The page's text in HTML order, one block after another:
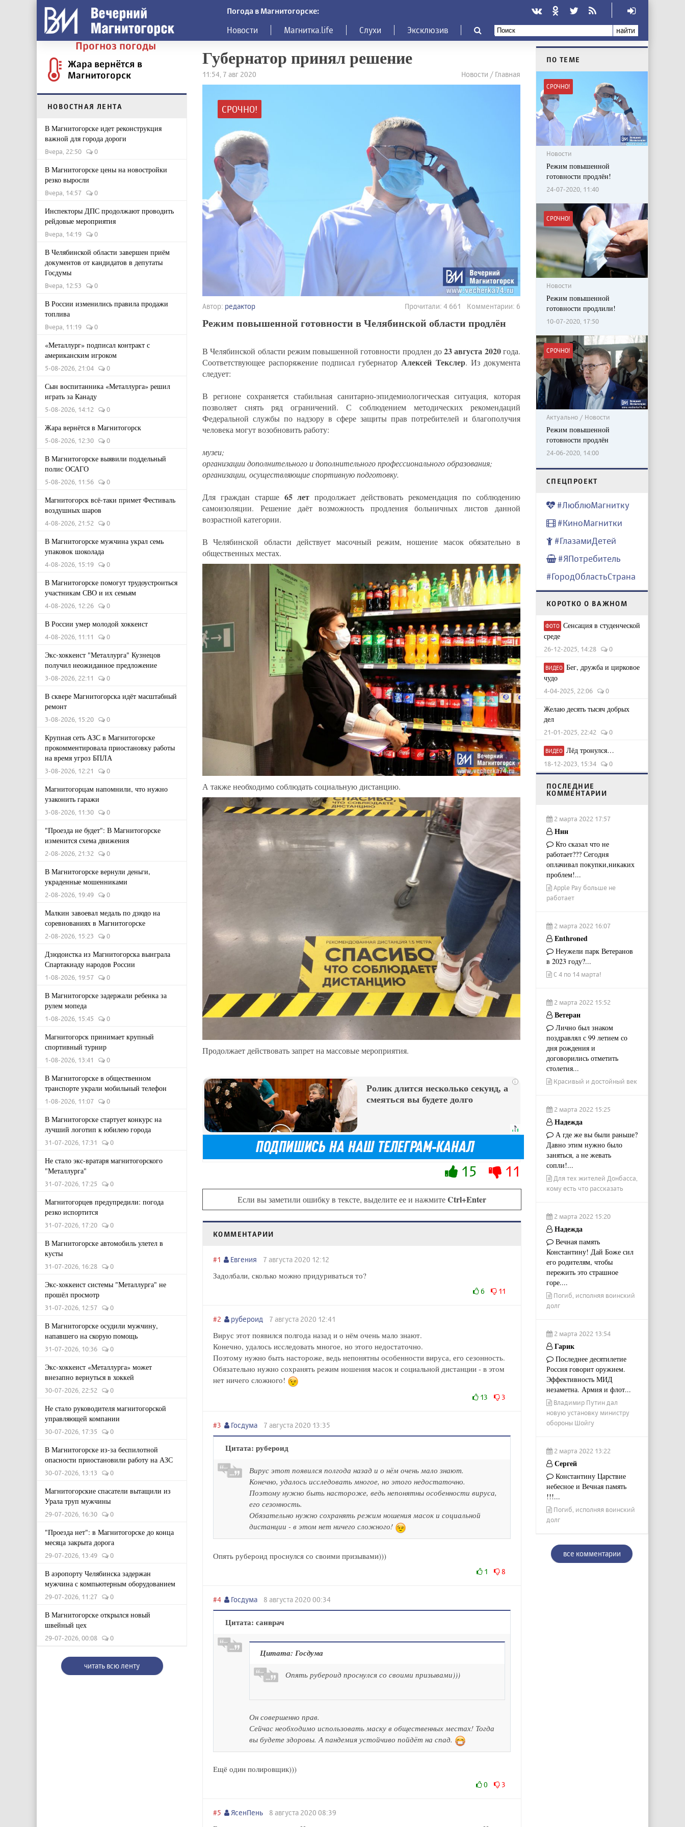
Погода в Магнитогорске:
Новости Магнитка.life Слухи Эксклюзив найти
Прогноз погоды
Жара вернётся в
Магнитогорск
НОВОСТНАЯ ЛЕНТА
В Магнитогорске идет реконструкция
важной для города дороги
Вчера, 22:50 0
В Магнитогорске цены на новостройки
резко выросли
Вчера, 14:57 0
Инспекторы ДПС продолжают проводить
рейдовые мероприятия
Вчера, 14:19 0
В Челябинской области завершен приём
документов от кандидатов в депутаты
Госдумы
Вчера, 12:53 0
В России изменились правила продажи
топлива
Вчера, 11:19 0
«Металлург» подписал контракт с
американским игроком
5-08-2026, 21:04 0
Сын воспитанника «Металлурга» решил
играть за Канаду
5-08-2026, 14:12 0
Жара вернётся в Магнитогорск
5-08-2026, 12:30 0
В Магнитогорске выявили поддельный
полис ОСАГО
5-08-2026, 11:56 0
Магнитогорск всё-таки примет Фестиваль
воздушных шаров
4-08-2026, 21:52 0
В Магнитогорске мужчина украл семь
упаковок шоколада
4-08-2026, 15:19 0
В Магнитогорске помогут трудоустроиться
участникам СВО и их семьям
4-08-2026, 12:26 0
В России умер молодой хоккеист
4-08-2026, 11:11 0
Экс-хоккеист "Металлурга" Кузнецов
получил неожиданное предложение
3-08-2026, 22:11 0
В сквере Магнитогорска идёт масштабный
ремонт
3-08-2026, 15:20 0
Крупная сеть АЗС в Магнитогорске
прокомментировала приостановку работы
на время угроз БПЛА
3-08-2026, 12:21 0
Магнитогорцам напомнили, что нужно
узаконить гаражи
3-08-2026, 11:30 0
"Проезда не будет": В Магнитогорске
изменится схема движения
2-08-2026, 21:32 0
В Магнитогорске вернули деньги,
украденные мошенниками
2-08-2026, 19:49 0
Малкин завоевал медаль по дзюдо на
соревнованиях в Магнитогорске
2-08-2026, 15:23 0
Дзюдоистка из Магнитогорска выиграла
Спартакиаду народов России
1-08-2026, 19:57 0
В Магнитогорске задержали ребенка за
рулем мопеда
1-08-2026, 15:45 0
Магнитогорск принимает крупный
спортивный турнир
1-08-2026, 13:41 0
В Магнитогорске в общественном
транспорте украли мобильный телефон
1-08-2026, 11:07 0
В Магнитогорске стартует конкурс на
лучший логотип к юбилею города
31-07-2026, 17:31 0
Не стало экс-вратаря магнитогорского
"Металлурга"
31-07-2026, 17:25 0
Магнитогорцев предупредили: погода
резко испортится
31-07-2026, 17:20 0
В Магнитогорске автомобиль улетел в
кусты
31-07-2026, 16:28 0
Экс-хоккеист системы "Металлурга" не
прошёл просмотр
31-07-2026, 12:57 0
В Магнитогорске осудили мужчину,
напавшего на скорую помощь
31-07-2026, 10:36 0
Экс-хоккеист «Металлурга» может
внезапно вернуться в хоккей
30-07-2026, 22:52 0
Не стало руководителя магнитогорской
управляющей компании
30-07-2026, 17:35 0
В Магнитогорске из-за беспилотной
опасности приостановили работу на АЗС
30-07-2026, 13:13 0
Магнитогорские спасатели вытащили из
Урала труп мужчины
29-07-2026, 16:30 0
"Проезда нет": в Магнитогорске до конца
месяца закрыта дорога
29-07-2026, 13:49 0
В аэропорту Челябинска задержан
мужчина с компьютерным оборудованием
29-07-2026, 11:27 0
В Магнитогорске открылся новый
швейный цех
29-07-2026, 00:08 0
читать всю ленту
Губернатор принял решение
11:54, 7 авг 2020 Новости / Главная
СРОЧНО!
Автор: редактор Прочитали: 4 661 Комментарии: 6
Режим повышенной готовности в Челябинской области продлён
В Челябинской области режим повышенной готовности продлен до23 августа 2020года.
Соответствующее распоряжение подписал губернаторАлексей Текслер. Из документа
следует:
В регионе сохраняется стабильная санитарно-эпидемиологическая ситуация, которая
позволяет снять ряд ограничений. С соблюдением методических рекомендаций
Федеральной службы по надзору в сфере защиты прав потребителей и благополучия
человека могут возобновить работу:
музеи;
организации дополнительного и дополнительного профессионального образования;
организации, осуществляющие спортивную подготовку.
Для граждан старше 65 летпродолжает действовать рекомендация по соблюдению
самоизоляции. Решение даёт возможность продления больничных листов данной
возрастной категории.
В Челябинской области действует масочный режим, ношение масок обязательно в
общественных местах.
А также необходимо соблюдать социальную дистанцию.
Продолжает действовать запрет на массовые мероприятия.
i
Ролик длится несколько секунд, а
смеяться вы будете долго
15 11
Если вы заметили ошибку в тексте, выделите ее и нажмитеCtrl+Enter
КОММЕНТАРИИ
#1 Евгения 7 августа 2020 12:12
Задолбали, сколько можно придуриваться то?
6 11
#2 рубероид 7 августа 2020 12:41
Вирус этот появился полгода назад и о нём очень мало знают.
Конечно, удалось исследовать многое, но этого недостаточно.
Поэтому нужно быть настороже, ведь непонятны особенности вируса, его сезонность.
Обязательно нужно сохранять режим ношения масок и социальной дистанции - в этом
нет ничего сложного!
13 3
#3 Госдума 7 августа 2020 13:35
Цитата: рубероид
Вирус этот появился полгода назад и о нём очень мало знают.
Конечно, удалось исследовать многое, но этого недостаточно.
Поэтому нужно быть настороже, ведь непонятны особенности вируса,
его сезонность.
Обязательно нужно сохранять режим ношения масок и социальной
дистанции - в этом нет ничего сложного!
Опять рубероид проснулся со своими призывами)))
1 8
#4 Госдума 8 августа 2020 00:34
Цитата: санврач
Цитата: Госдума
Опять рубероид проснулся со своими призывами)))
Он совершенно прав.
Сейчас необходимо использовать маску в общественных местах! Тогда
вы будете здоровы. А пандемия устойчиво пойдёт на спад.
Ещё один полировщик)))
0 3
#5 ЯсенПень 8 августа 2020 08:39
ПО ТЕМЕ
СРОЧНО!
Новости
Режим повышенной
готовности продлён!
24-07-2020, 11:40
СРОЧНО!
Новости
Режим повышенной
готовности продлили!
10-07-2020, 17:50
СРОЧНО!
Актуально / Новости
Режим повышенной
готовности продлён
24-06-2020, 14:00
CПЕЦПРОЕКТ
#ЛюблюМагнитку
#КиноМагнитки
#ГлазамиДетей
#ЯПотребитель
#ГородОбластьСтрана
КОРОТКО О ВАЖНОМ
ФОТО Сенсация в студенческой
среде
26-12-2025, 14:28 0
ВИДЕО Бег, дружба и цирковое
чудо
4-04-2025, 22:06 0
Желаю десять тысяч добрых
дел
21-01-2025, 22:42 0
ВИДЕО Лёд тронулся…
18-12-2023, 15:34 0
ПОСЛЕДНИЕ
КОММЕНТАРИИ
2 марта 2022 17:57
Ннн
Кто сказал что не
работает??? Сегодня
оплачивал покупки,никаких
проблем!...
Apple Pay больше не
работает
2 марта 2022 16:07
Enthroned
Неужели парк Ветеранов
в 2023 году?...
С 4 по 14 марта!
2 марта 2022 15:52
Ветеран
Лично был знаком
поздравлял с 99 летием со
дня рождения и
договорились отметить
столетия...
Красивый и достойный век
2 марта 2022 15:25
Надежда
А где же вы были раньше?
Давно этим нужно было
заняться, а не жевать
сопли!...
Для тех жителей Донбасса,
кому есть что рассказать
2 марта 2022 15:20
Надежда
Вечная память
Константину! Дай Боже сил
его родителям, чтобы
пережить это страшное
горе....
Погиб, исполняя воинский
долг
2 марта 2022 13:54
Гарик
Последнее десятилетие
Россия говорит оружием.
Эффективность МИД
незаметна. Армия и флот...
Владимир Путин дал
новую установку министру
обороны Шойгу
2 марта 2022 13:22
Сергей
Константину Царствие
небесное и Вечная память
!!!...
Погиб, исполняя воинский
долг
все комментарии